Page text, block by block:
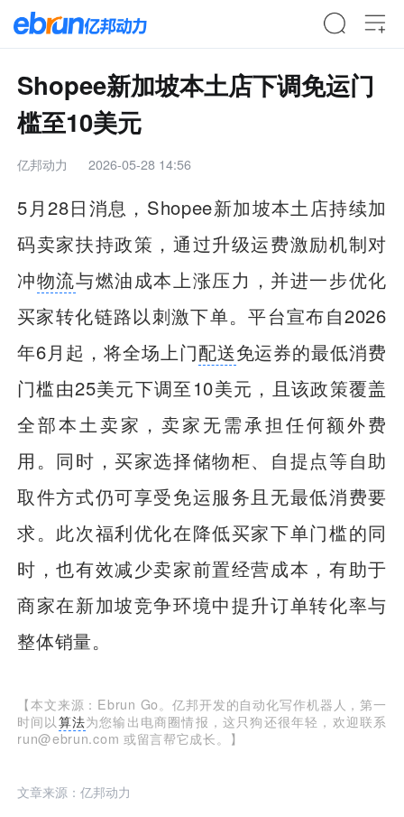
Shopee新加坡本土店下调免运门
槛至10美元
亿邦动力 2026-05-28 14:56
5月28日消息，Shopee新加坡本土店持续加
码卖家扶持政策，通过升级运费激励机制对
冲物流与燃油成本上涨压力，并进一步优化
买家转化链路以刺激下单。平台宣布自2026
年6月起，将全场上门配送免运券的最低消费
门槛由25美元下调至10美元，且该政策覆盖
全部本土卖家，卖家无需承担任何额外费
用。同时，买家选择储物柜、自提点等自助
取件方式仍可享受免运服务且无最低消费要
求。此次福利优化在降低买家下单门槛的同
时，也有效减少卖家前置经营成本，有助于
商家在新加坡竞争环境中提升订单转化率与
整体销量。
【本文来源：Ebrun Go。亿邦开发的自动化写作机器人，第一
时间以 算法为您输出电商圈情报，这只狗还很年轻，欢迎联系
run@ebrun.com 或留言帮它成长。】
文章来源：亿邦动力